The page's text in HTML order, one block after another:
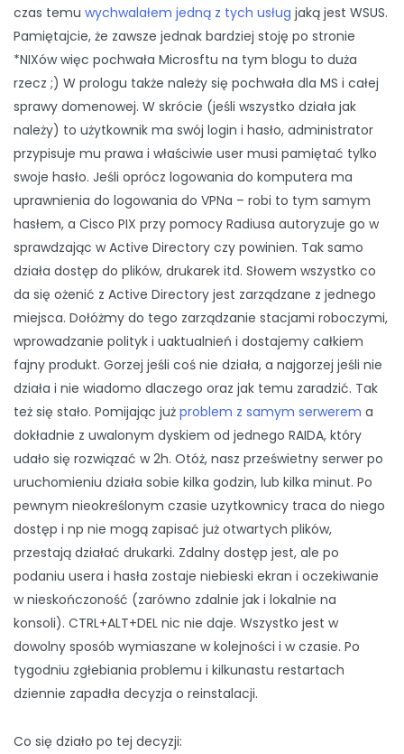
czas temu wychwalałem jedną z tych usług jaką jest WSUS.
Pamiętajcie, że zawsze jednak bardziej stoję po stronie
*NIXów więc pochwała Microsftu na tym blogu to duża
rzecz ;) W prologu także należy się pochwała dla MS i całej
sprawy domenowej. W skrócie (jeśli wszystko działa jak
należy) to użytkownik ma swój login i hasło, administrator
przypisuje mu prawa i właściwie user musi pamiętać tylko
swoje hasło. Jeśli oprócz logowania do komputera ma
uprawnienia do logowania do VPNa – robi to tym samym
hasłem, a Cisco PIX przy pomocy Radiusa autoryzuje go w
sprawdzając w Active Directory czy powinien. Tak samo
działa dostęp do plików, drukarek itd. Słowem wszystko co
da się ożenić z Active Directory jest zarządzane z jednego
miejsca. Dołóżmy do tego zarządzanie stacjami roboczymi,
wprowadzanie polityk i uaktualnień i dostajemy całkiem
fajny produkt. Gorzej jeśli coś nie działa, a najgorzej jeśli nie
działa i nie wiadomo dlaczego oraz jak temu zaradzić. Tak
też się stało. Pomijając już problem z samym serwerem a
dokładnie z uwalonym dyskiem od jednego RAIDA, który
udało się rozwiązać w 2h. Otóż, nasz prześwietny serwer po
uruchomieniu działa sobie kilka godzin, lub kilka minut. Po
pewnym nieokreślonym czasie uzytkownicy traca do niego
dostęp i np nie mogą zapisać już otwartych plików,
przestają działać drukarki. Zdalny dostęp jest, ale po
podaniu usera i hasła zostaje niebieski ekran i oczekiwanie
w nieskończoność (zarówno zdalnie jak i lokalnie na
konsoli). CTRL+ALT+DEL nic nie daje. Wszystko jest w
dowolny sposób wymiaszane w kolejności i w czasie. Po
tygodniu zgłebiania problemu i kilkunastu restartach
dziennie zapadła decyzja o reinstalacji.
Co się działo po tej decyzji: